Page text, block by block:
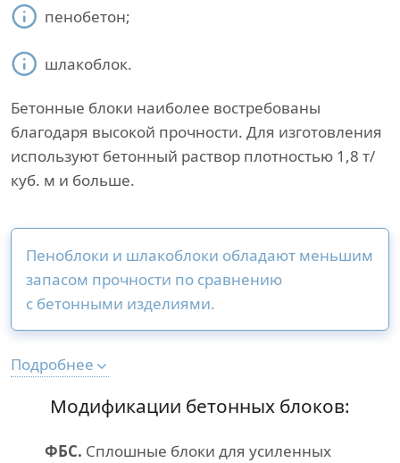
пенобетон;
шлакоблок.
Бетонные блоки наиболее востребованы
благодаря высокой прочности. Для изготовления
используют бетонный раствор плотностью 1,8 т/
куб. м и больше.
Пеноблоки и шлакоблоки обладают меньшим
запасом прочности по сравнению
с бетонными изделиями.
Подробнее
Модификации бетонных блоков:
ФБС. Сплошные блоки для усиленных